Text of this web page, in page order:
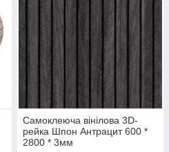
Самоклеюча вінілова 3D-
рейка Шпон Антрацит 600 *
2800 * 3мм